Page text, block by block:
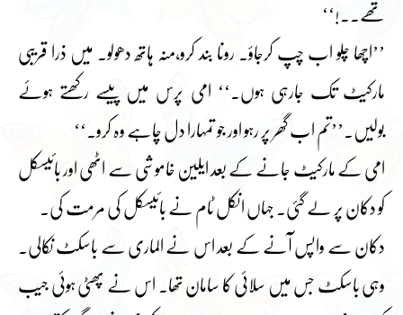
تھے۔۔!‘‘
’’اچھا چلو اب چپ کرجاؤ۔ رونا بند کرو،منہ ہاتھ دھولو۔ میں ذرا قریبی
مارکیٹ تک جارہی ہوں۔‘‘ امی پرس میں پیسے رکھتے ہوئے
بولیں۔’’تم اب گھر پر رہو اور جو تمہارا دل چاہے وہ کرو۔‘‘
امی کے مارکیٹ جانے کے بعد ایلین خاموشی سے اٹھی اور بائیسکل
کو دکان پر لے گئی۔ جہاں انکل ٹام نے بائیسکل کی مرمت کی۔
دکان سے واپس آنے کے بعد اس نے الماری سے باسکٹ نکالی۔
وہی باسکٹ جس میں سلائی کا سامان تھا۔ اس نے پھٹی ہوئی جیب